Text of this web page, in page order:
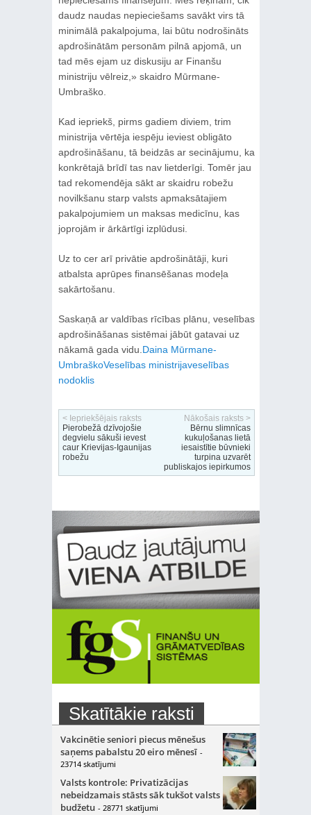
daudz naudas nepieciešams savākt virs tā
minimālā pakalpojuma, lai būtu nodrošināts
apdrošinātām personām pilnā apjomā, un
tad mēs ejam uz diskusiju ar Finanšu
ministriju vēlreiz,» skaidro Mūrmane-
Umbraško.
Kad iepriekš, pirms gadiem diviem, trim
ministrija vērtēja iespēju ieviest obligāto
apdrošināšanu, tā beidzās ar secinājumu, ka
konkrētajā brīdī tas nav lietderīgi. Tomēr jau
tad rekomendēja sākt ar skaidru robežu
novilkšanu starp valsts apmaksātajiem
pakalpojumiem un maksas medicīnu, kas
joprojām ir ārkārtīgi izplūdusi.
Uz to cer arī privātie apdrošinātāji, kuri
atbalsta aprūpes finansēšanas modeļa
sakārtošanu.
Saskaņā ar valdības rīcības plānu, veselības
apdrošināšanas sistēmai jābūt gatavai uz
nākamā gada vidu. Daina Mūrmane-
UmbraškoVeselības ministrijaveselības
nodoklis
< Iepriekšējais raksts
Pierobežā dzīvojošie
degvielu sākuši ievest
caur Krievijas-Igaunijas
robežu
Nākošais raksts >
Bērnu slimnīcas
kukuļošanas lietā
iesaistītie būvnieki
turpina uzvarēt
publiskajos iepirkumos
Skatītākie raksti
Vakcinētie seniori piecus mēnešus
saņems pabalstu 20 eiro mēnesī -
23714 skatījumi
Valsts kontrole: Privatizācijas
nebeidzamais stāsts sāk tukšot valsts
budžetu - 28771 skatījumi